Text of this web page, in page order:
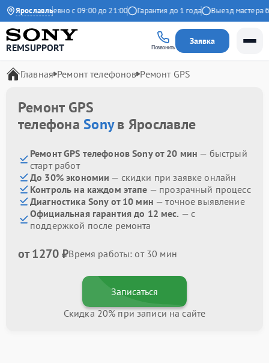
Ярославль
Ежедневно с 09:00 до 21:00 Гарантия до 1 года Выезд мастера
REMSUPPORT Позвонить
Заявка
Главная Ремонт телефонов Ремонт GPS
Ремонт GPS
телефонаSonyв Ярославле
Ремонт GPS телефонов Sony от 20 мин — быстрый
старт работ
До 30% экономии — скидки при заявке онлайн
Контроль на каждом этапе — прозрачный процесс
Диагностика Sony от 10 мин — точное выявление
Официальная гарантия до 12 мес. — с
поддержкой после ремонта
от 1270 ₽Время работы: от 30 мин
Записаться
Скидка 20% при записи на сайте